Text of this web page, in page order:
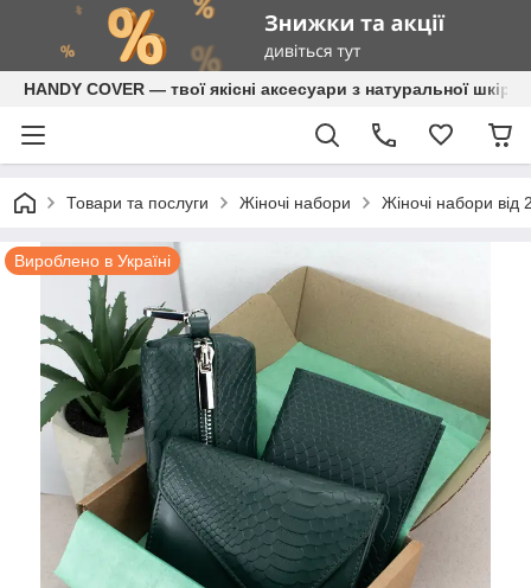
HANDY COVER — твої якісні аксесуари з натуральної шкіри
Товари та послуги Жіночі набори Жіночі набори від
Вироблено в Україні